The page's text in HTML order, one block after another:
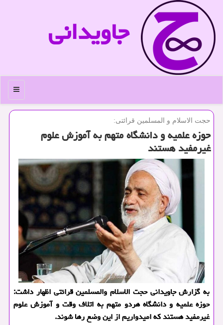
جاویدانی
منو
حجت الاسلام و المسلمین قرائتی:
حوزه علمیه و دانشگاه متهم به آموزش علوم
غیرمفید هستند
به گزارش جاویدانی حجت الاسلام والمسلمین قرائتی اظهار داشت:
حوزه علمیه و دانشگاه هردو متهم به اتلاف وقت و آموزش علوم
غیرمفید هستند كه امیدواریم از این وضع رها شوند.